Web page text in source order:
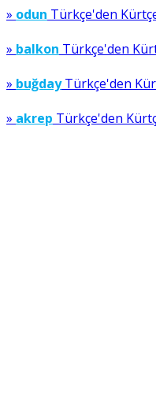
» odun Türkçe'den
» balkon Türkçe'den
» buğdayTürkçe'den
» akrep Türkçe'den